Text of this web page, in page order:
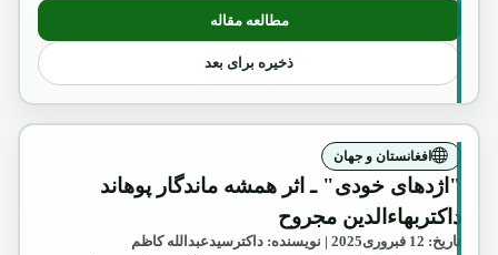
مطالعه مقاله: "اژدهای خودی" ـ اثر همیشه ماندگار
ذخیره برای بعد
افغانستان و جهان
"اژدهای خودی" ـ اثر همشه ماندگار پوهاند
داکتربهاءالدین مجروح
تاریخ: 12 فبروری2025 | نویسنده: داکترسیدعبدالله کاظم